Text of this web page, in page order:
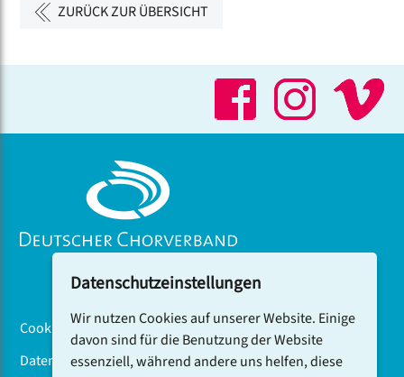
ZURÜCK ZUR ÜBERSICHT
Cookiebanner
Datenschutz
Datenschutzeinstellungen
Wir nutzen Cookies auf unserer Website. Einige
davon sind für die Benutzung der Website
essenziell, während andere uns helfen, diese